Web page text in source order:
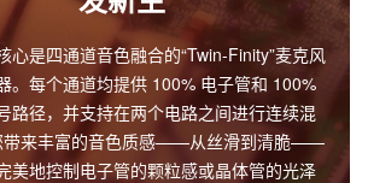
心是四通道音色融合的“Twin-Finity”麦克风
。每个通道均提供 100% 电子管和 100%
路径，并支持在两个电路之间进行连续混
带来丰富的音色质感——从丝滑到清脆——
美地控制电子管的颗粒感或晶体管的光泽